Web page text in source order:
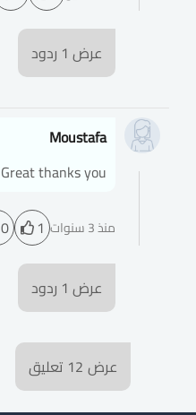
عرض 1 ردود
Moustafa
Great thanks you
منذ 3 سنوات 1
0
عرض 1 ردود
عرض 12 تعليق